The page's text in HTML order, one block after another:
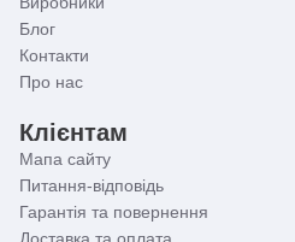
Блог
Контакти
Про нас
Клієнтам
Мапа сайту
Питання-відповідь
Гарантія та повернення